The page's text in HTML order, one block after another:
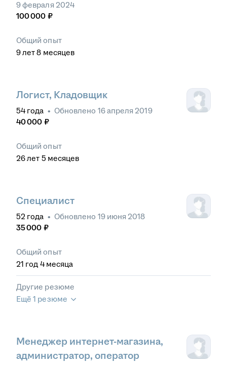
9 февраля 2024
100 000 ₽
Общий опыт
9лет 8 месяцев
Логист, Кладовщик
54 года • Обновлено 16 апреля 2019
40 000 ₽
Общий опыт
26лет 5 месяцев
Специалист
52 года • Обновлено 19 июня 2018
35 000 ₽
Общий опыт
21 год 4 месяца
Другие резюме
Ещё 1 резюме
Менеджер интернет-магазина,
администратор, оператор